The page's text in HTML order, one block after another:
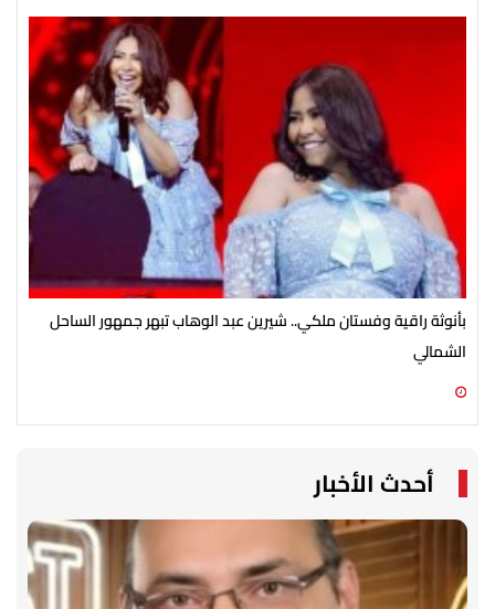
بأنوثة راقية وفستان ملكي.. شيرين عبد الوهاب تبهر جمهور الساحل
الشمالي
أحدث الأخبار